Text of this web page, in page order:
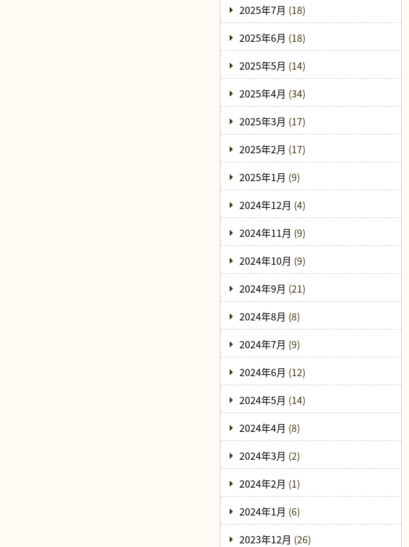
2025年7月 (18)
2025年6月 (18)
2025年5月 (14)
2025年4月 (34)
2025年3月 (17)
2025年2月 (17)
2025年1月 (9)
2024年12月 (4)
2024年11月 (9)
2024年10月 (9)
2024年9月 (21)
2024年8月 (8)
2024年7月 (9)
2024年6月 (12)
2024年5月 (14)
2024年4月 (8)
2024年3月 (2)
2024年2月 (1)
2024年1月 (6)
2023年12月 (26)